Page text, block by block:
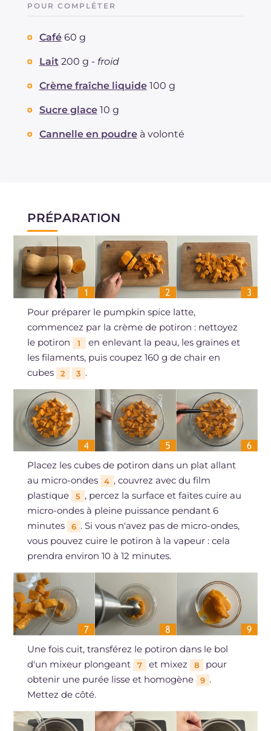
POUR COMPLÉTER
Café 60 g
Lait 200 g - froid
Crème fraîche liquide 100 g
Sucre glace 10 g
Cannelle en poudre à volonté
PRÉPARATION
Pour préparer le pumpkin spice latte,
commencez par la crème de potiron : nettoyez
le potiron
1
en enlevant la peau, les graines et
les filaments, puis coupez 160 g de chair en
cubes
2 3 .
Placez les cubes de potiron dans un plat allant
au micro-ondes
4 , couvrez avec du film
plastique
5 , percez la surface et faites cuire au
micro-ondes à pleine puissance pendant 6
minutes
6 . Si vous n'avez pas de micro-ondes,
vous pouvez cuire le potiron à la vapeur : cela
prendra environ 10 à 12 minutes.
Une fois cuit, transférez le potiron dans le bol
d'un mixeur plongeant
7 et mixez 8
pour
obtenir une purée lisse et homogène
9 .
Mettez de côté.